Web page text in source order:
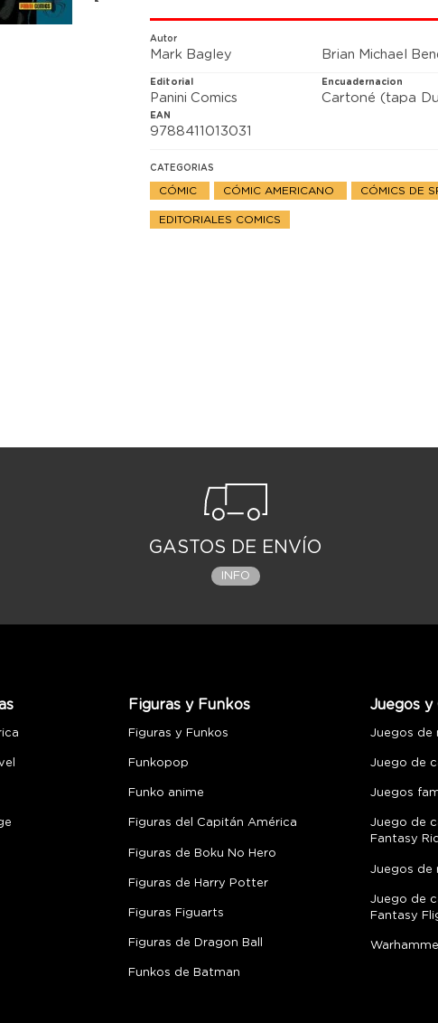
intercambiado sus mentes y, mientras
tal cosa, sus vidas se convierten en una
Autor
Mark Bagley Brian Michael
Editorial
Panini Comics
Encuadernacion
Cartoné (tapa
EAN
9788411013031
CATEGORIAS
CÓMIC CÓMIC AMERICANO CÓMICS DE
EDITORIALES COMICS
GASTOS DE ENVÍO
INFO
Figuras y Funkos
Figuras y Funkos
Funkopop
Funko anime
Figuras del Capitán América
Figuras de Boku No Hero
Figuras de Harry Potter
Figuras Figuarts
Figuras de Dragon Ball
Funkos de Batman
Juegos y
Juegos de
Juego de
Juegos
Juego de
Fantasy
Juegos de
Juego de
Fantasy